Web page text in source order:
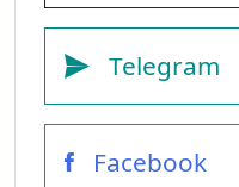
Telegram
Facebook